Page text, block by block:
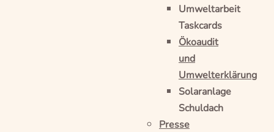
Umweltarbeit
Taskcards
Ökoaudit
und
Umwelterklärung
Solaranlage
Schuldach
Presse